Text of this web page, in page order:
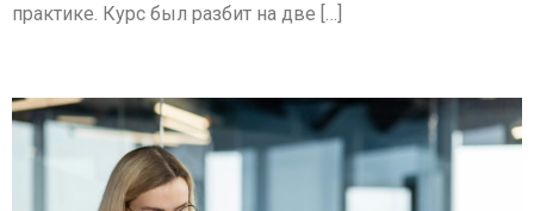
практике. Курс был разбит на две […]